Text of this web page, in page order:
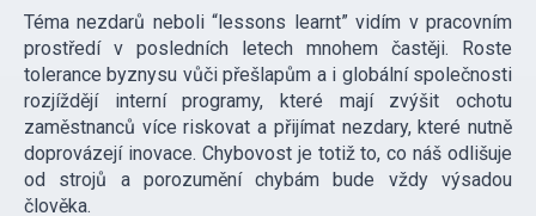
Téma nezdarů neboli “lessons learnt” vidím v pracovním
prostředí v posledních letech mnohem častěji. Roste
tolerance byznysu vůči přešlapům a i globální společnosti
rozjíždějí interní programy, které mají zvýšit ochotu
zaměstnanců více riskovat a přijímat nezdary, které nutně
doprovázejí inovace. Chybovost je totiž to, co náš odlišuje
od strojů a porozumění chybám bude vždy výsadou
člověka.